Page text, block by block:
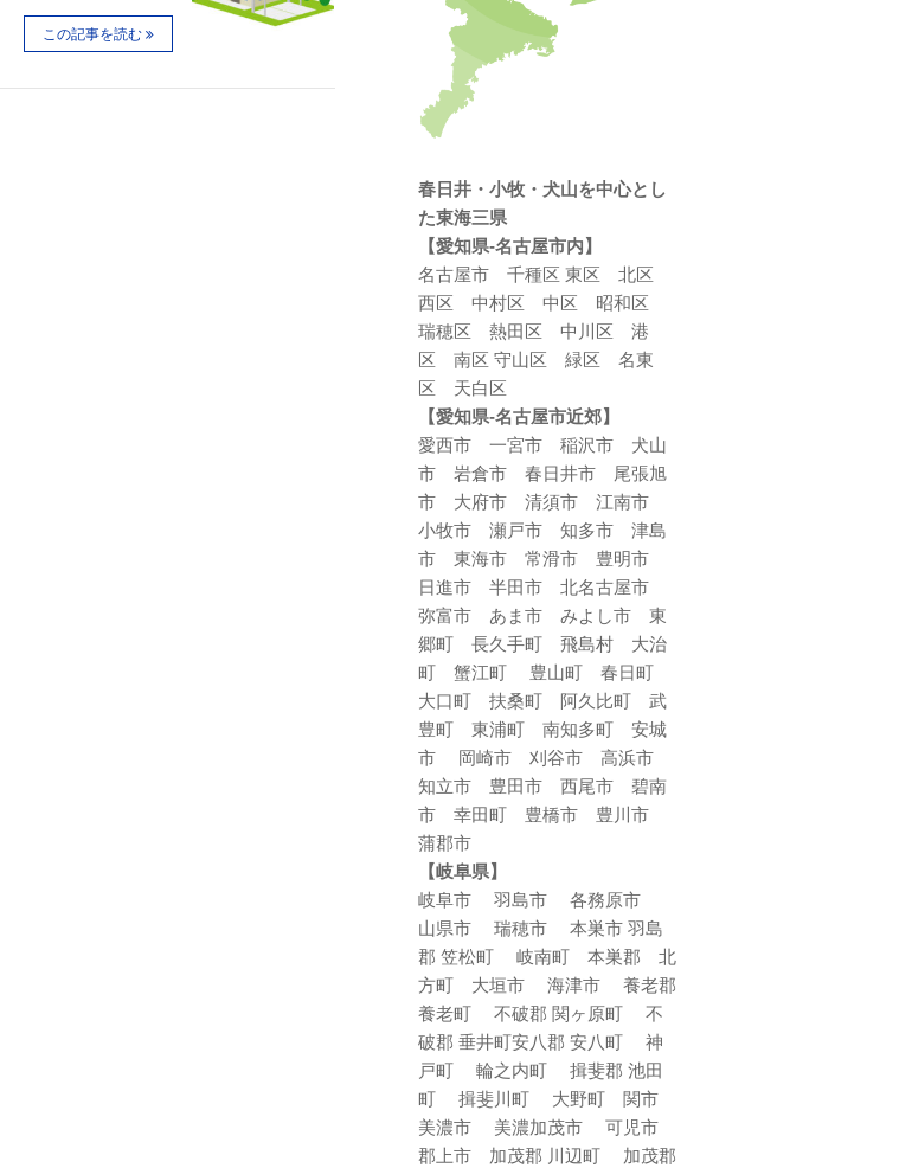
この記事を読む
春日井・小牧・犬山を中心とし
た東海三県
【愛知県-名古屋市内】
名古屋市 千種区 東区 北区
西区 中村区 中区 昭和区
瑞穂区 熱田区 中川区 港
区 南区 守山区 緑区 名東
区 天白区
【愛知県-名古屋市近郊】
愛西市 一宮市 稲沢市 犬山
市 岩倉市 春日井市 尾張旭
市 大府市 清須市 江南市
小牧市 瀬戸市 知多市 津島
市 東海市 常滑市 豊明市
日進市 半田市 北名古屋市
弥富市 あま市 みよし市 東
郷町 長久手町 飛島村 大治
町 蟹江町 豊山町 春日町
大口町 扶桑町 阿久比町 武
豊町 東浦町 南知多町 安城
市 岡崎市 刈谷市 高浜市
知立市 豊田市 西尾市 碧南
市 幸田町 豊橋市 豊川市
蒲郡市
【岐阜県】
岐阜市 羽島市 各務原市
山県市 瑞穂市 本巣市 羽島
郡 笠松町 岐南町 本巣郡 北
方町 大垣市 海津市 養老郡
養老町 不破郡 関ヶ原町 不
破郡 垂井町安八郡 安八町 神
戸町 輪之内町 揖斐郡 池田
町 揖斐川町 大野町 関市
美濃市 美濃加茂市 可児市
郡上市 加茂郡 川辺町 加茂郡